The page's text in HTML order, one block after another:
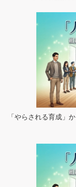
「やらされる育成」